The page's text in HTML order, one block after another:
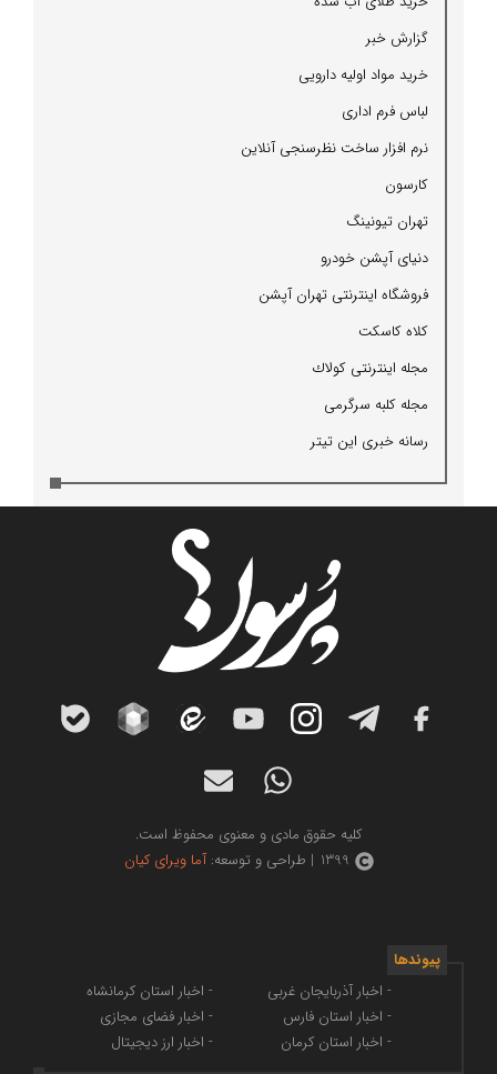
گزارش خبر
خرید مواد اولیه دارویی
لباس فرم اداری
نرم افزار ساخت نظرسنجی آنلاین
كارسون
تهران تیونینگ
دنیای آپشن خودرو
فروشگاه اینترنتی تهران آپشن
كلاه كاسكت
مجله اینترنتی كولاك
مجله كلبه سرگرمی
رسانه خبری این تیتر
کلیه حقوق مادی و معنوی محفوظ است.
1399 | طراحی و توسعه:
آما ویرای کیان
پیوندها
- اخبار آذربایجان غربی
- اخبار استان فارس
- اخبار استان کرمان
- اخبار استان کرمانشاه
- اخبار فضای مجازی
- اخبار ارز دیجیتال